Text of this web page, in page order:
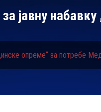
јавну
опреме“ за потребе